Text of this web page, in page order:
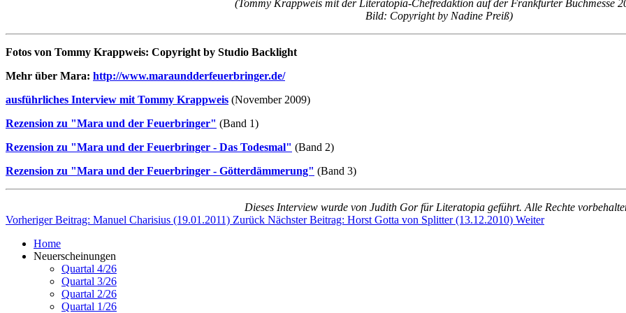
(Tommy Krappweis mit der Literatopia-Chefredaktion auf der Frankfurter Buchmesse
Bild: Copyright by Nadine Preiß)
Fotos von Tommy Krappweis: Copyright by Studio Backlight
Mehr über Mara: http://www.maraundderfeuerbringer.de/
ausführliches Interview mit Tommy Krappweis (November 2009)
Rezension zu "Mara und der Feuerbringer" (Band 1)
Rezension zu "Mara und der Feuerbringer - Das Todesmal" (Band 2)
Rezension zu "Mara und der Feuerbringer - Götterdämmerung" (Band 3)
Dieses Interview wurde von Judith Gor für Literatopia geführt. Alle Rechte
Vorheriger Beitrag: Manuel Charisius (19.01.2011) Zurück Nächster Beitrag: Horst Gotta von Splitter (13.12.2010) Weiter
Home
Neuerscheinungen
Quartal 4/26
Quartal 3/26
Quartal 2/26
Quartal 1/26